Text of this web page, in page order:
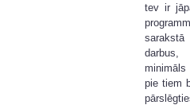
tev ir
pie tiem